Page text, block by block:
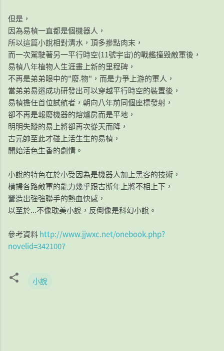
但是，
因為易楨一直都是個機器人，
所以這篇小說相對清水，頂多摻點肉末，
而一次駕駛著另一平行時空(11號宇宙)的戰艦撞毀敵軍後，
易楨八年植物人生涯畫上新的里程碑，
不再是弟弟眼中的"廢.物"，而是力爭上游的軍人，
當弟弟易遷成功研發出可以穿越平行時空的裝置後，
易楨擔任首位試航者，朝向八年前同個座標發射，
卻不再是報廢機器的熔爐房而是平地，
明明失蹤的易上將卻再次從天而降，
古元帥至此才碰上活生生的易楨，
開始活色生香的劇情。
小說的特色在於小受因為是機器人加上黑客的技術，
橫掃各路敵軍的能力幾乎跟古斯年上將不相上下，
營造出強強聯手的熱血快感，
以至於...不像耽美小說，反倒像是科幻小說。
參考資料http://www.jjwxc.net/onebook.php?
novelid=3421007
小說